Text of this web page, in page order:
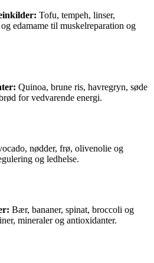
Tofu, tempeh, linser,
edamame til muskelreparation og
Quinoa, brune ris, havregryn, søde
for vedvarende energi.
nødder, frø, olivenolie og
og ledhelse.
Bær, bananer, spinat, broccoli og
mineraler og antioxidanter.